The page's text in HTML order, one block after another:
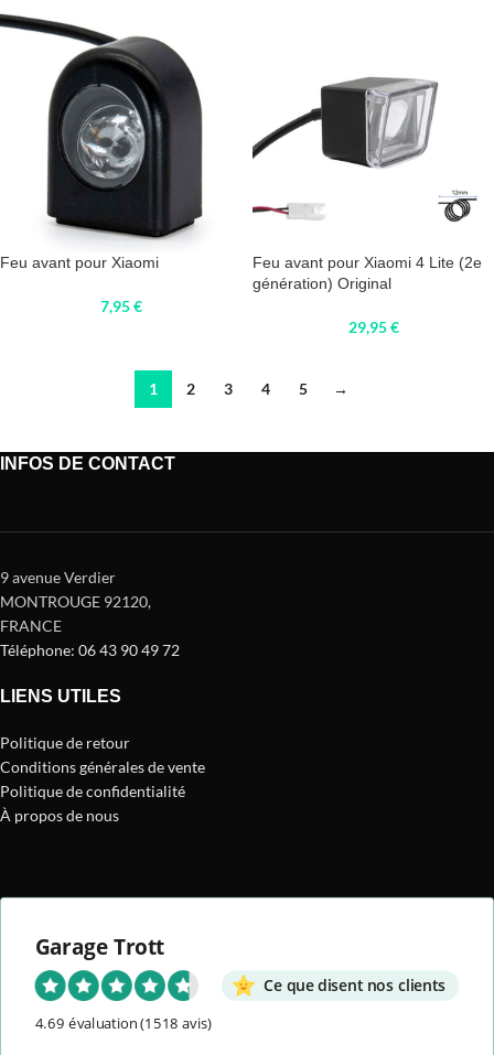
Feu avant pour Xiaomi
7,95€
Feu avant pour Xiaomi 4 Lite (2e
génération) Original
29,95€
1 2 3 4 5 →
INFOS DE CONTACT
9 avenue Verdier
MONTROUGE 92120,
FRANCE
Téléphone: 06 43 90 49 72
LIENS UTILES
Politique de retour
Conditions générales de vente
Politique de confidentialité
À propos de nous
Garage Trott
Ce que disent nos clients
4.69 évaluation(1518 avis)